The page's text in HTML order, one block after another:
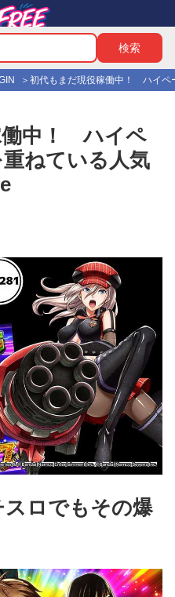
初代もまだ現役稼働中！ ハイペ
働中！ ハイペ
ねている人気
ロでもその爆